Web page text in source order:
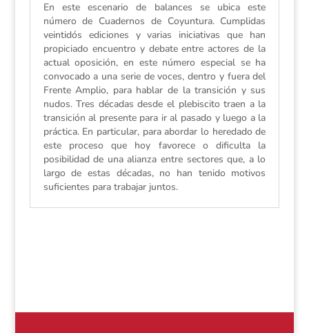
En este escenario de balances se ubica este
número de Cuadernos de Coyuntura. Cumplidas
veintidós ediciones y varias iniciativas que han
propiciado encuentro y debate entre actores de la
actual oposición, en este número especial se ha
convocado a una serie de voces, dentro y fuera del
Frente Amplio, para hablar de la transición y sus
nudos. Tres décadas desde el plebiscito traen a la
transición al presente para ir al pasado y luego a la
práctica. En particular, para abordar lo heredado de
este proceso que hoy favorece o dificulta la
posibilidad de una alianza entre sectores que, a lo
largo de estas décadas, no han tenido motivos
suficientes para trabajar juntos.